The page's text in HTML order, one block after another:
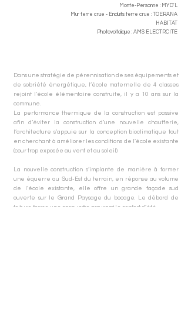
Monte-Personne : MYD'L
Mur terre crue - Enduits terre crue : TOERANA
HABITAT
Photovoltaïque : AMS ELECTRCITE
Dans une stratégie de pérennisation de ses équipements et
de sobriété énergétique, l’école maternelle de 4 classes
rejoint l’école élémentaire construite, il y a 10 ans sur la
commune.
La performance thermique de la construction est passive
afin d’éviter la construction d’une nouvelle chaufferie,
l’architecture s’appuie sur la conception bioclimatique tout
en cherchant à améliorer les conditions de l’école existante
(cour trop exposée au vent et au soleil)
La nouvelle construction s’implante de manière à former
une équerre au Sud-Est du terrain, en réponse au volume
de l’école existante, elle offre un grande façade sud
ouverte sur le Grand Paysage du bocage. Le débord de
toiture forme une casquette assurant le confort d’été.